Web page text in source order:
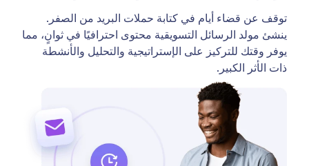
توقف عن قضاء أيام في كتابة حملات البريد من الصفر.
ينشئ مولد الرسائل التسويقية محتوى احترافيًا في ثوانٍ، مما
يوفر وقتك للتركيز على الإستراتيجية والتحليل والأنشطة
ذات الأثر الكبير.